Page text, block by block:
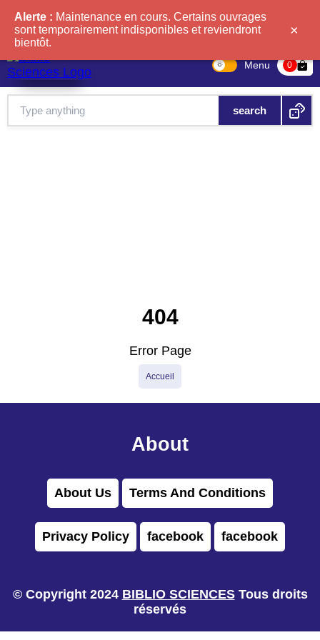
Menu 0 bag-check
Alerte : Maintenance en cours. Certains ouvrages
sont temporairement indisponibles et reviendront
bientôt.
×
404
Error Page
Accueil
About
About Us Terms And Conditions
Privacy Policy facebook facebook
© Copyright 2024 BIBLIO SCIENCESTous droits
réservés